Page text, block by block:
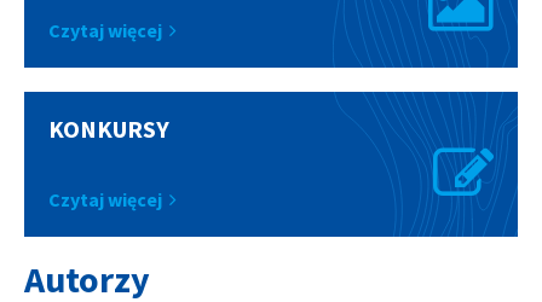
Czytaj więcej
KONKURSY
Czytaj więcej
Autorzy